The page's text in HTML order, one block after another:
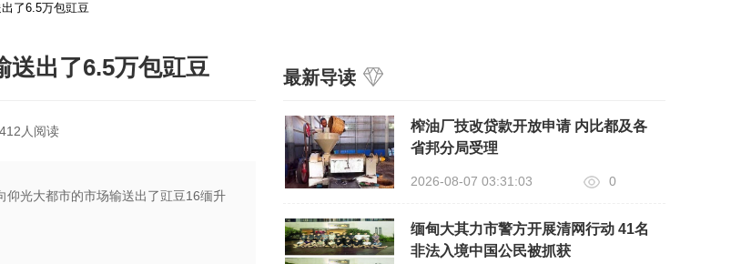
了6.5万包豇豆
送出了6.5万包豇豆
人阅读
光大都市的市场输送出了豇豆16缅升
最新导读
榨油厂技改贷款开放申请 内比都及各
省邦分局受理
2026-08-07 03:31:03 0
缅甸大其力市警方开展清网行动 41名
非法入境中国公民被抓获